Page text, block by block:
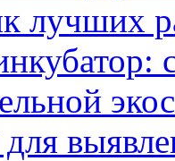
лучших
для